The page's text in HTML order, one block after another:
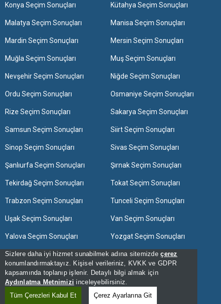
Sizlere daha iyi hizmet sunabilmek adına sitemizdeçerez
konumlandırmaktayız. Kişisel verileriniz, KVKK ve GDPR
kapsamında toplanıp işlenir. Detaylı bilgi almak için
Aydınlatma Metnimizi inceleyebilirsiniz.
Tüm Çerezleri Kabul Et
Çerez Ayarlarına Git
Konya Seçim Sonuçları Kütahya Seçim Sonuçları
Malatya Seçim Sonuçları Manisa Seçim Sonuçları
Mardin Seçim Sonuçları Mersin Seçim Sonuçları
Muğla Seçim Sonuçları Muş Seçim Sonuçları
Nevşehir Seçim Sonuçları Niğde Seçim Sonuçları
Ordu Seçim Sonuçları Osmaniye Seçim Sonuçları
Rize Seçim Sonuçları Sakarya Seçim Sonuçları
Samsun Seçim Sonuçları Siirt Seçim Sonuçları
Sinop Seçim Sonuçları Sivas Seçim Sonuçları
Şanlıurfa Seçim Sonuçları Şırnak Seçim Sonuçları
Tekirdağ Seçim Sonuçları Tokat Seçim Sonuçları
Trabzon Seçim Sonuçları Tunceli Seçim Sonuçları
Uşak Seçim Sonuçları Van Seçim Sonuçları
Yalova Seçim Sonuçları Yozgat Seçim Sonuçları
Zonguldak Seçim Sonuçları
[Hata Bildir] - 14:19:08 - 13
[Kullanım Şartları]